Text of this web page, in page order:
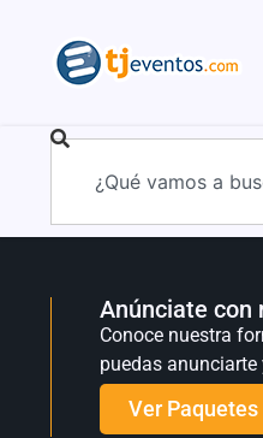
Anúnciate con
Conoce nuestra
puedas
Ver Paquetes